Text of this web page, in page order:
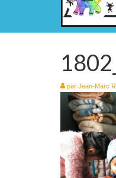
par Jean-Marc